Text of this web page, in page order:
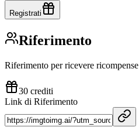
Registrati
Riferimento
Riferimento per ricevere ricompense
30 crediti
Link di Riferimento